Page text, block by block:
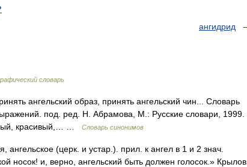
ангидрид
словарь
ангельский образ, принять ангельский чин... Словарь
под. ред. Н. Абрамова, М.: Русские словари, 1999.
красивый,… …
Словарь синонимов
(церк. и устар.). прил. к ангел в 1 и 2 знач.
носок! и, верно, ангельский быть должен голосок.» Крылов.